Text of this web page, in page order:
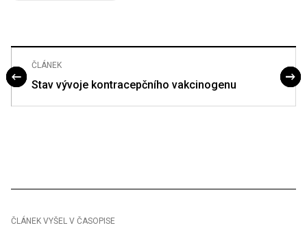
ČLÁNEK
Stav vývoje kontracepčního vakcinogenu
ČLÁNEK VYŠEL V ČASOPISE